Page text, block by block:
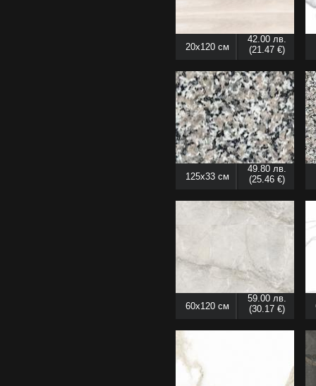
20x120 см
42.00 лв.
(21.47 €)
125x33 см
49.80 лв.
(25.46 €)
60x120 см
59.00 лв.
(30.17 €)